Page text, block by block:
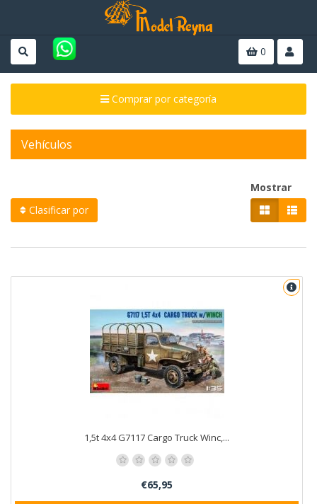
0
Comprar por categoría
Vehículos
Clasificar por
Mostrar
1,5t 4x4 G7117 Cargo Truck Winc,...
€65,95